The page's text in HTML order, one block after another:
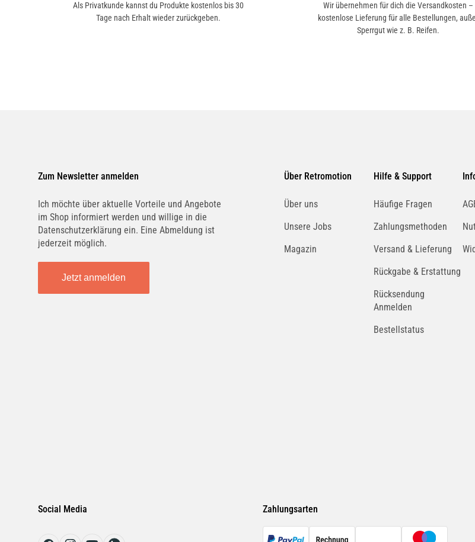
Als Privatkunde kannst du Produkte kostenlos bis 30
Tage nach Erhalt wieder zurückgeben.
Wir übernehmen für dich die Versandkosten –
kostenlose Lieferung für alle Bestellungen,
Sperrgut wie z. B. Reifen.
Zum Newsletter anmelden
Ich möchte über aktuelle Vorteile und Angebote
im Shop informiert werden und willige in die
Datenschutzerklärung ein. Eine Abmeldung ist
jederzeit möglich.
Jetzt anmelden
Über Retromotion
Über uns
Unsere Jobs
Magazin
Hilfe & Support
Häufige Fragen
Zahlungsmethoden
Versand & Lieferung
Rückgabe & Erstattung
Rücksendung
Anmelden
Bestellstatus
Social Media Zahlungsarten